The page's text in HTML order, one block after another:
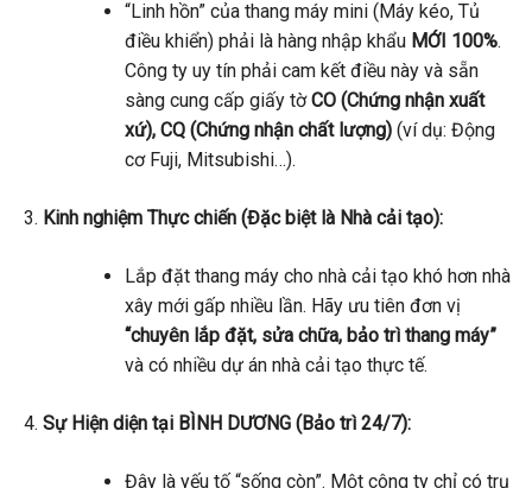
“Linh hồn” của thang máy mini (Máy kéo, Tủ
điều khiển) phải là hàng nhập khẩu MỚI 100%.
Công ty uy tín phải cam kết điều này và sẵn
sàng cung cấp giấy tờCO (Chứng nhận xuất
xứ), CQ (Chứng nhận chất lượng)(ví dụ: Động
cơ Fuji, Mitsubishi…).
Kinh nghiệm Thực chiến (Đặc biệt là Nhà cải tạo):
Lắp đặt thang máy cho nhà cải tạo khó hơn nhà
xây mới gấp nhiều lần. Hãy ưu tiên đơn vị
“chuyên lắp đặt, sửa chữa, bảo trì thang máy”
và có nhiều dự án nhà cải tạo thực tế.
Sự Hiện diện tại BÌNH DƯƠNG (Bảo trì 24/7):
Đây là yếu tố “sống còn”. Một công ty chỉ có trụ